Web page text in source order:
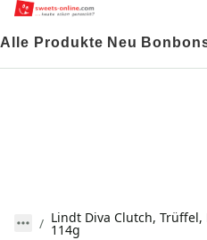
Alle Produkte Neu
Lindt Diva Clutch,
114g